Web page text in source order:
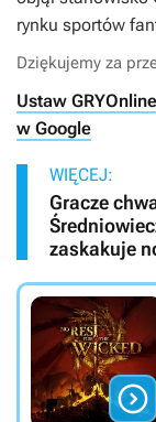
rynku sportów
Dziękujemy za
Ustaw
w Google
WIĘCEJ:
Gracze
zaskakuje
